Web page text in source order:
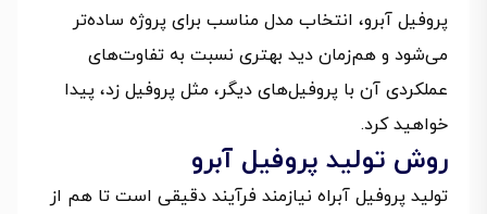
پروفیل آبرو، انتخاب مدل مناسب برای پروژه ساده‌تر
می‌شود و هم‌زمان دید بهتری نسبت به تفاوت‌های
عملکردی آن با پروفیل‌های دیگر، مثل پروفیل زد، پیدا
خواهید کرد.
روش تولید پروفیل آبرو
تولید پروفیل آبراه نیازمند فرآیند دقیقی است تا هم از